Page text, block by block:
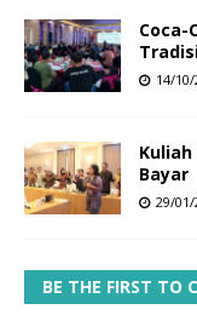
14/
Kuliah
Bayar
29/01/
BE THE FIRST TO